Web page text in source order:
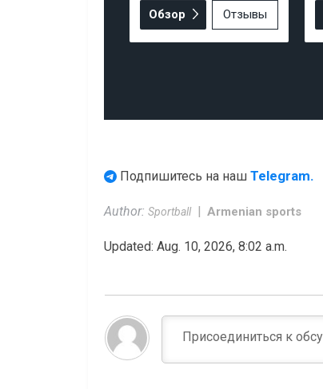
Обзор Отзывы
Подпишитесь на наш Telegram.
Author: Sportball Armenian sports
Updated: Aug. 10, 2026, 8:02 a.m.